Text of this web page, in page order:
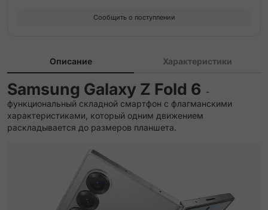
Сообщить о поступлении
Описание Характеристики
Samsung Galaxy Z Fold 6 -
функциональный складной смартфон с флагманскими
характеристиками, который одним движением
раскладывается до размеров планшета.